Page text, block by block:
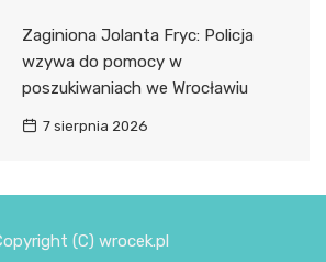
Zaginiona Jolanta Fryc: Policja
wzywa do pomocy w
poszukiwaniach we Wrocławiu
7 sierpnia 2026
(C) wrocek.pl